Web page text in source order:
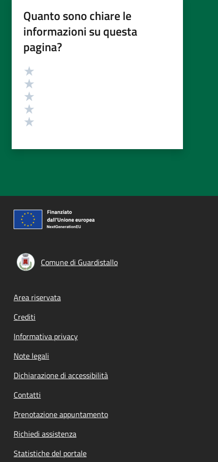
Quanto sono chiare le
informazioni su questa
pagina?
Valutazione
Comune di Guardistallo
Footer menu
Area riservata
Crediti
Informativa privacy
Note legali
Dichiarazione di accessibilità
Contatti
Prenotazione appuntamento
Richiedi assistenza
Statistiche del portale